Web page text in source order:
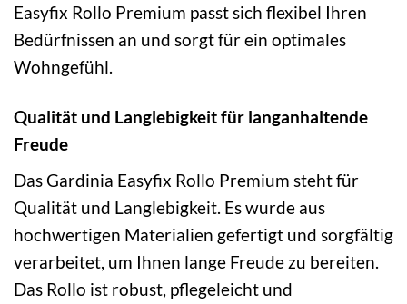
Easyfix Rollo Premium passt sich flexibel Ihren
Bedürfnissen an und sorgt für ein optimales
Wohngefühl.
Qualität und Langlebigkeit für langanhaltende
Freude
Das Gardinia Easyfix Rollo Premium steht für
Qualität und Langlebigkeit. Es wurde aus
hochwertigen Materialien gefertigt und sorgfältig
verarbeitet, um Ihnen lange Freude zu bereiten.
Das Rollo ist robust, pflegeleicht und